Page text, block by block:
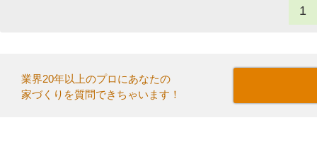
1
業界20年以上のプロにあなたの
家づくりを質問できちゃいます！